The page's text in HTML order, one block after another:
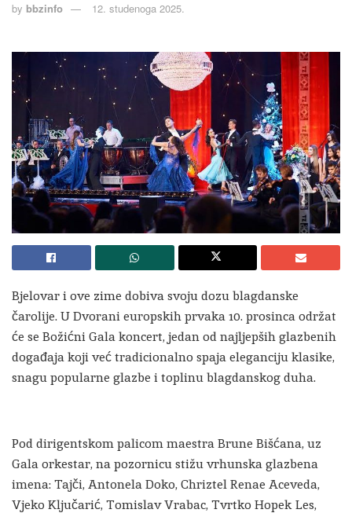
by bbzinfo 12. studenoga 2025.
Bjelovar i ove zime dobiva svoju dozu blagdanske
čarolije. U Dvorani europskih prvaka 10. prosinca održat
će se Božićni Gala koncert, jedan od najljepših glazbenih
događaja koji već tradicionalno spaja eleganciju klasike,
snagu popularne glazbe i toplinu blagdanskog duha.
Pod dirigentskom palicom maestra Brune Bišćana, uz
Gala orkestar, na pozornicu stižu vrhunska glazbena
imena: Tajči, Antonela Doko, Chriztel Renae Aceveda,
Vjeko Ključarić, Tomislav Vrabac, Tvrtko Hopek Les,